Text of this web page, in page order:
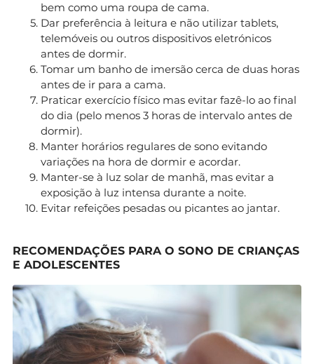
bem como uma roupa de cama.
Dar preferência à leitura e não utilizar tablets,
telemóveis ou outros dispositivos eletrónicos
antes de dormir.
Tomar um banho de imersão cerca de duas horas
antes de ir para a cama.
Praticar exercício físico mas evitar fazê-lo ao final
do dia (pelo menos 3 horas de intervalo antes de
dormir).
Manter horários regulares de sono evitando
variações na hora de dormir e acordar.
Manter-se à luz solar de manhã, mas evitar a
exposição à luz intensa durante a noite.
Evitar refeições pesadas ou picantes ao jantar.
RECOMENDAÇÕES PARA O SONO DE CRIANÇAS
E ADOLESCENTES